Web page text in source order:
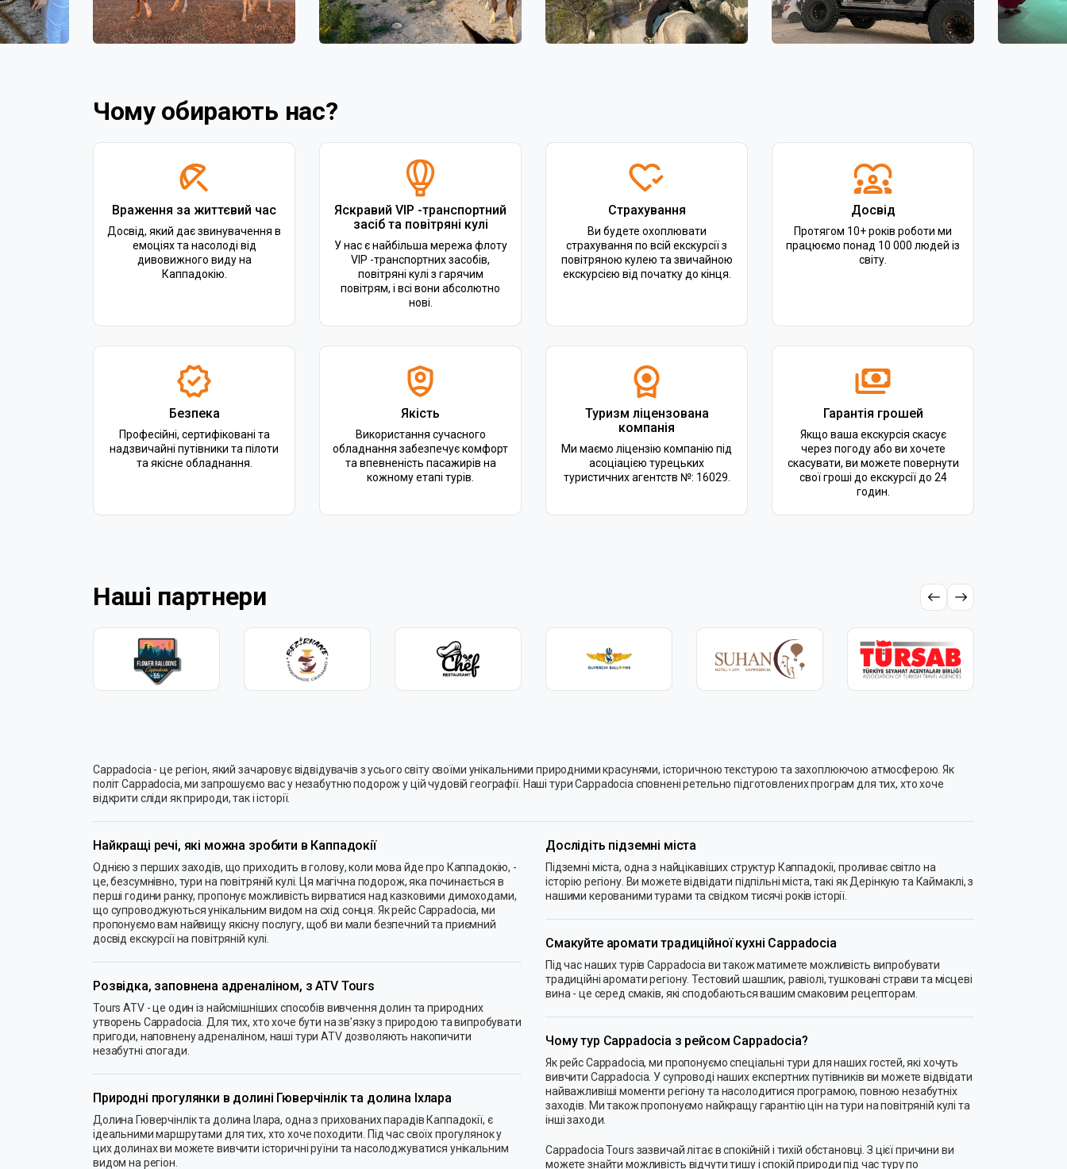
Чому обирають нас?
Враження за життєвий час
Досвід, який дає звинувачення в
емоціях та насолоді від
дивовижного виду на
Каппадокію.
Яскравий VIP -транспортний
засіб та повітряні кулі
У нас є найбільша мережа флоту
VIP -транспортних засобів,
повітряні кулі з гарячим
повітрям, і всі вони абсолютно
нові.
Страхування
Ви будете охоплювати
страхування по всій екскурсії з
повітряною кулею та звичайною
екскурсією від початку до кінця.
Досвід
Протягом 10+ років роботи ми
працюємо понад 10 000 людей із
світу.
Безпека
Професійні, сертифіковані та
надзвичайні путівники та пілоти
та якісне обладнання.
Якість
Використання сучасного
обладнання забезпечує комфорт
та впевненість пасажирів на
кожному етапі турів.
Туризм ліцензована
компанія
Ми маємо ліцензію компанію під
асоціацією турецьких
туристичних агентств №: 16029.
Гарантія грошей
Якщо ваша екскурсія скасує
через погоду або ви хочете
скасувати, ви можете повернути
свої гроші до екскурсії до 24
годин.
Наші партнери
Cappadocia - це регіон, який зачаровує відвідувачів з усього світу своїми унікальними природними красунями, історичною текстурою та захоплюючою атмосферою. Як
політ Cappadocia, ми запрошуємо вас у незабутню подорож у цій чудовій географії. Наші тури Cappadocia сповнені ретельно підготовлених програм для тих, хто хоче
відкрити сліди як природи, так і історії.
Найкращі речі, які можна зробити в Каппадокії
Однією з перших заходів, що приходить в голову, коли мова йде про Каппадокію, -
це, безсумнівно, тури на повітряній кулі. Ця магічна подорож, яка починається в
перші години ранку, пропонує можливість вирватися над казковими димоходами,
що супроводжуються унікальним видом на схід сонця. Як рейс Cappadocia, ми
пропонуємо вам найвищу якісну послугу, щоб ви мали безпечний та приємний
досвід екскурсії на повітряній кулі.
Розвідка, заповнена адреналіном, з ATV Tours
Tours ATV - це один із найсмішніших способів вивчення долин та природних
утворень Cappadocia. Для тих, хто хоче бути на зв’язку з природою та випробувати
пригоди, наповнену адреналіном, наші тури ATV дозволяють накопичити
незабутні спогади.
Природні прогулянки в долині Гюверчінлік та долина Іхлара
Долина Гюверчінлік та долина Ілара, одна з прихованих парадів Каппадокії, є
ідеальними маршрутами для тих, хто хоче походити. Під час своїх прогулянок у
цих долинах ви можете вивчити історичні руїни та насолоджуватися унікальним
видом на регіон.
Дослідіть підземні міста
Підземні міста, одна з найцікавіших структур Каппадокії, проливає світло на
історію регіону. Ви можете відвідати підпільні міста, такі як Дерінкую та Каймаклі, з
нашими керованими турами та свідком тисячі років історії.
Смакуйте аромати традиційної кухні Cappadocia
Під час наших турів Cappadocia ви також матимете можливість випробувати
традиційні аромати регіону. Тестовий шашлик, равіолі, тушковані страви та місцеві
вина - це серед смаків, які сподобаються вашим смаковим рецепторам.
Чому тур Cappadocia з рейсом Cappadocia?
Як рейс Cappadocia, ми пропонуємо спеціальні тури для наших гостей, які хочуть
вивчити Cappadocia. У супроводі наших експертних путівників ви можете відвідати
найважливіші моменти регіону та насолодитися програмою, повною незабутніх
заходів. Ми також пропонуємо найкращу гарантію цін на тури на повітряній кулі та
інші заходи.
Cappadocia Tours зазвичай літає в спокійній і тихій обстановці. З цієї причини ви
можете знайти можливість відчути тишу і спокій природи під час туру по